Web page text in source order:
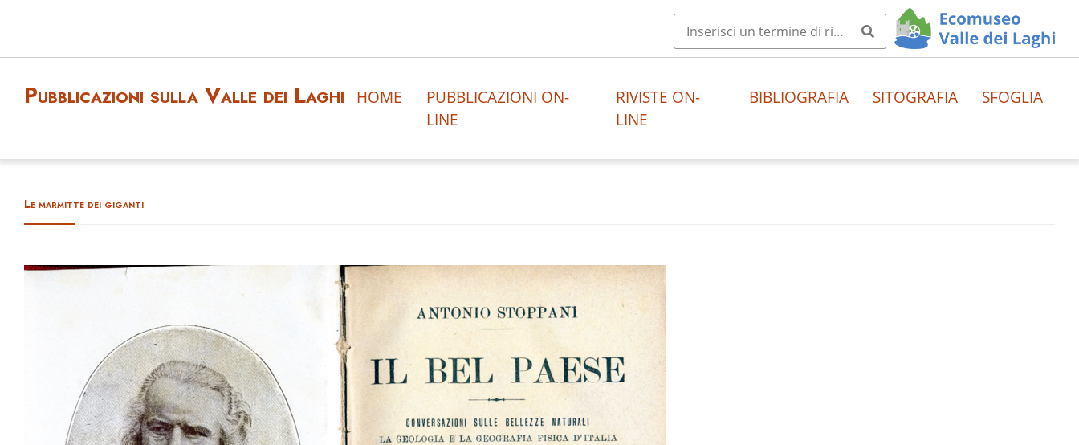
Pubblicazioni sulla Valle dei Laghi HOME
PUBBLICAZIONI ON-
LINE
RIVISTE ON-
LINE
BIBLIOGRAFIA SITOGRAFIA SFOGLIA
Le marmitte dei giganti